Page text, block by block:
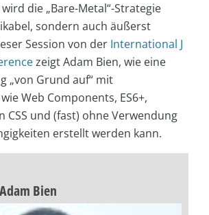
die „Bare-Metal“-Strategie
sondern auch äußerst
Session von der International J
zeigt Adam Bien, wie eine
„von Grund auf“ mit
Web Components, ES6+,
CSS und (fast) ohne Verwendung
erstellt werden kann.
Bien